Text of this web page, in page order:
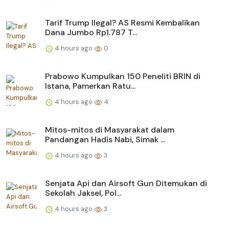
Tarif Trump Ilegal? AS Resmi Kembalikan
Dana Jumbo Rp1.787 T...
4 hours ago 0
Prabowo Kumpulkan 150 Peneliti BRIN di
Istana, Pamerkan Ratu...
4 hours ago 4
Mitos-mitos di Masyarakat dalam
Pandangan Hadis Nabi, Simak ...
4 hours ago 3
Senjata Api dan Airsoft Gun Ditemukan di
Sekolah Jaksel, Pol...
4 hours ago 3